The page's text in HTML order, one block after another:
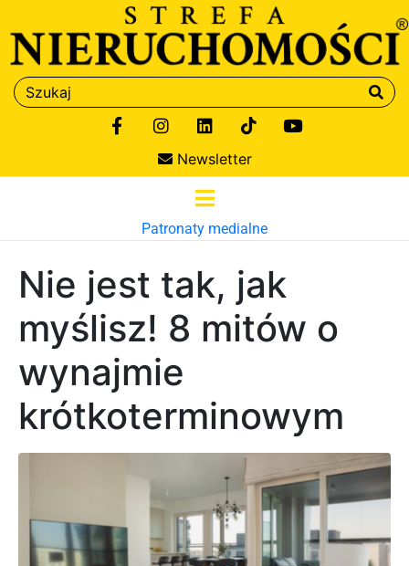
Newsletter
Patronaty medialne
Nie jest tak, jak
myślisz! 8 mitów o
wynajmie
krótkoterminowym